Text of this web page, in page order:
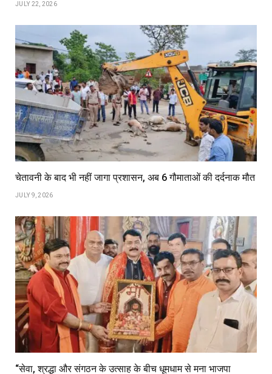
JULY 22, 2026
चेतावनी के बाद भी नहीं जागा प्रशासन, अब 6 गौमाताओं की दर्दनाक मौत
JULY 9, 2026
“सेवा, श्रद्धा और संगठन के उत्साह के बीच धूमधाम से मना भाजपा